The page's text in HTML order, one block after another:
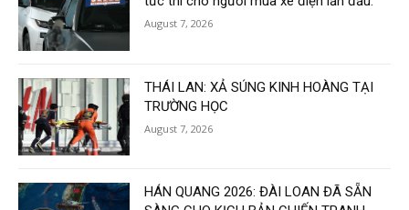
August 7, 2026
THÁI LAN: XẢ SÚNG KINH HOÀNG TẠI
TRƯỜNG HỌC
August 7, 2026
HÁN QUANG 2026: ĐÀI LOAN ĐÃ SẴN